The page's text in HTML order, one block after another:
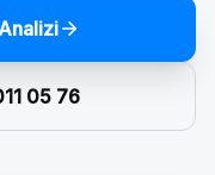
05 76